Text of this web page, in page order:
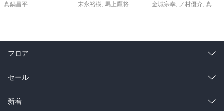
真鍋昌平
末永裕樹, 馬上鷹将
金城宗幸, ノ村優介, 真島ヒロ
フロア
総合
ラノベ
セール
総合
新着